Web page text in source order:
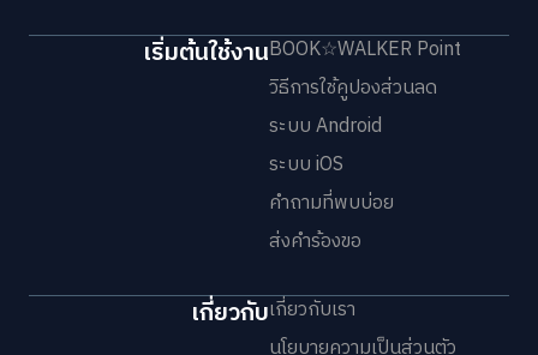
เริ่มต้นใช้งานBOOK☆WALKER Point
วิธีการใช้คูปองส่วนลด
ระบบ Android
ระบบ iOS
คำถามที่พบบ่อย
ส่งคำร้องขอ
เกี่ยวกับเกี่ยวกับเรา
นโยบายความเป็นส่วนตัว